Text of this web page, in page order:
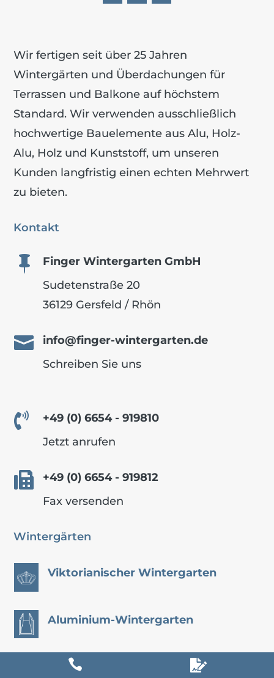
Wir fertigen seit über 25 Jahren
Wintergärten und Über­dachungen für
Terrassen und Balkone auf höchstem
Standard. Wir verwenden ausschließlich
hochwertige Bauelemente aus Alu, Holz-
Alu, Holz und Kunststoff, um unseren
Kunden langfristig einen echten Mehrwert
zu bieten.
Kontakt

Finger Wintergarten GmbH
Sudetenstraße 20
36129 Gersfeld / Rhön

info@finger-wintergarten.de
Schreiben Sie uns

+49 (0) 6654 - 919810
Jetzt anrufen

+49 (0) 6654 - 919812
Fax versenden
Wintergärten
Viktorianischer Wintergarten
Aluminium-Wintergarten
Holz-Aluminium Wintergarten
 